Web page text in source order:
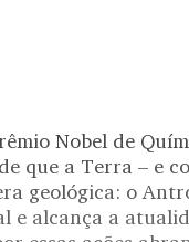
Nobel de
que a Terra – e
geológica: o
e alcança a